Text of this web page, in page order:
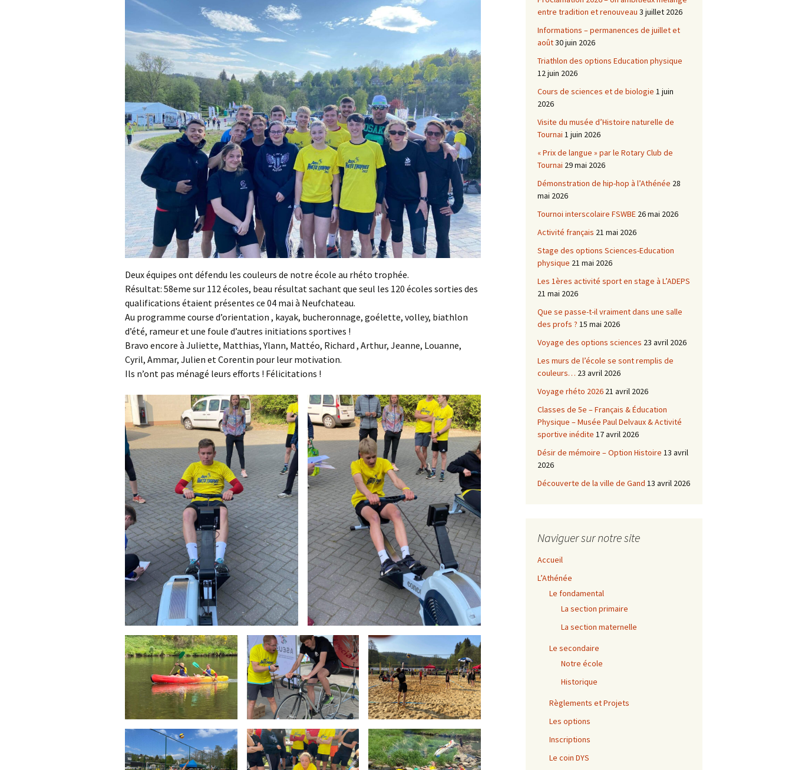
Inscriptions
Le coin DYS
ASBL Seltor
Charte des délégués
JM OXFAM
Le journal de l’Athénée
Le coin DYS
Les internats
Menu
Deux équipes ont défendu les couleurs de notre école au rhéto trophée.
Résultat: 58eme sur 112 écoles, beau résultat sachant que seul les 120 écoles sorties des
qualifications étaient présentes ce 04 mai à Neufchateau.
Au programme course d’orientation , kayak, bucheronnage, goélette, volley, biathlon
d’été, rameur et une foule d’autres initiations sportives !
Bravo encore à Juliette, Matthias, Ylann, Mattéo, Richard , Arthur, Jeanne, Louanne,
Cyril, Ammar, Julien et Corentin pour leur motivation.
Ils n’ont pas ménagé leurs efforts ! Félicitations !
entre tradition et renouveau 3 juillet 2026
Informations – permanences de juillet et
août30 juin 2026
Triathlon des options Education physique
12 juin 2026
Cours de sciences et de biologie 1 juin
2026
Visite du musée d’Histoire naturelle de
Tournai 1 juin 2026
« Prix de langue » par le Rotary Club de
Tournai 29 mai 2026
Démonstration de hip-hop à l’Athénée 28
mai 2026
Tournoi interscolaire FSWBE 26 mai 2026
Activité français 21 mai 2026
Stage des options Sciences-Education
physique 21 mai 2026
Les 1ères activité sport en stage à L’ADEPS
21 mai 2026
Que se passe-t-il vraiment dans une salle
des profs ? 15 mai 2026
Voyage des options sciences 23 avril 2026
Les murs de l’école se sont remplis de
couleurs… 23 avril 2026
Voyage rhéto 2026 21 avril 2026
Classes de 5e – Français & Éducation
Physique – Musée Paul Delvaux & Activité
sportive inédite 17 avril 2026
Désir de mémoire – Option Histoire 13 avril
2026
Découverte de la ville de Gand 13 avril 2026
Naviguer sur notre site
Accueil
L’Athénée
Le fondamental
La section primaire
La section maternelle
Le secondaire
Notre école
Historique
Règlements et Projets
Les options
Inscriptions
Le coin DYS